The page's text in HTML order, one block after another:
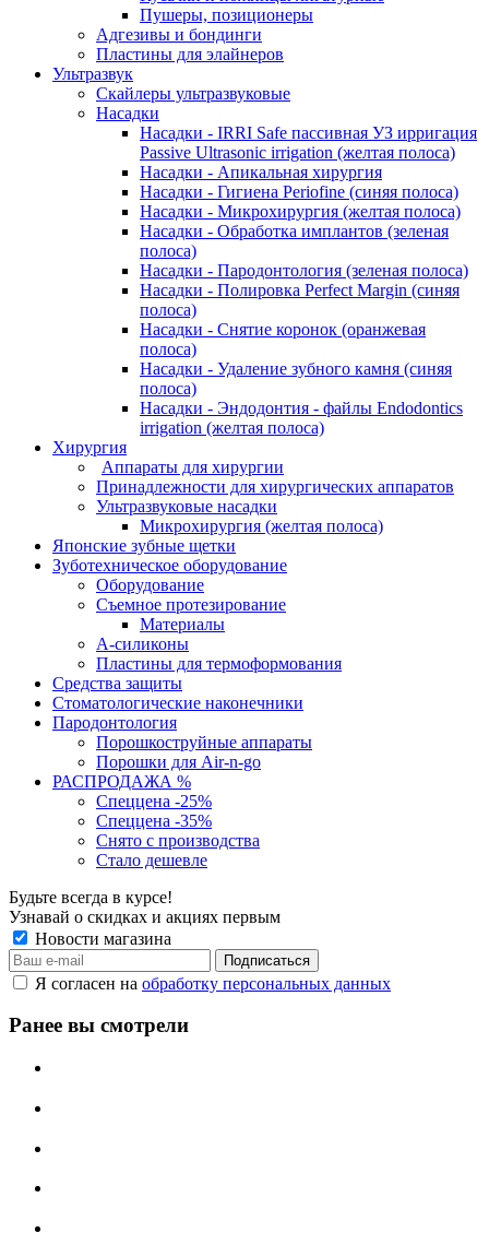
Пушеры, позиционеры
Адгезивы и бондинги
Пластины для элайнеров
Ультразвук
Скайлеры ультразвуковые
Насадки
Насадки - IRRI Safe пассивная УЗ ирригация
Passive Ultrasonic irrigation (желтая полоса)
Насадки - Апикальная хирургия
Насадки - Гигиена Periofine (синяя полоса)
Насадки - Микрохирургия (желтая полоса)
Насадки - Обработка имплантов (зеленая
полоса)
Насадки - Пародонтология (зеленая полоса)
Насадки - Полировка Perfect Margin (синяя
полоса)
Насадки - Снятие коронок (оранжевая
полоса)
Насадки - Удаление зубного камня (синяя
полоса)
Насадки - Эндодонтия - файлы Endodontics
irrigation (желтая полоса)
Хирургия
Аппараты для хирургии
Принадлежности для хирургических аппаратов
Ультразвуковые насадки
Микрохирургия (желтая полоса)
Японские зубные щетки
Зуботехническое оборудование
Оборудование
Съемное протезирование
Материалы
А-силиконы
Пластины для термоформования
Средства защиты
Стоматологические наконечники
Пародонтология
Порошкоструйные аппараты
Порошки для Air-n-go
РАСПРОДАЖА %
Спеццена -25%
Спеццена -35%
Снято с производства
Стало дешевле
Будьте всегда в курсе!
Узнавай о скидках и акциях первым
Новости магазина
Я согласен на обработку персональных данных
Ранее вы смотрели